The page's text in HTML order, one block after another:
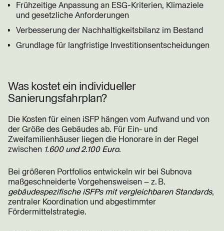
Frühzeitige Anpassung an ESG-Kriterien, Klimaziele
und gesetzliche Anforderungen
Verbesserung der Nachhaltigkeitsbilanz im Bestand
Grundlage für langfristige Investitionsentscheidungen
Was kostet ein individueller
Sanierungsfahrplan?
Die Kosten für einen iSFP hängen vom Aufwand und von
der Größe des Gebäudes ab. Für Ein- und
Zweifamilienhäuser liegen die Honorare in der Regel
zwischen 1.600 und 2.100 Euro.
Bei größeren Portfolios entwickeln wir bei Subnova
maßgeschneiderte Vorgehensweisen – z. B.
gebäudespezifische iSFPs mit vergleichbaren Standards,
zentraler Koordination und abgestimmter
Fördermittelstrategie.